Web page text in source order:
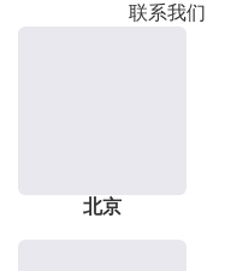
联系我们
北京